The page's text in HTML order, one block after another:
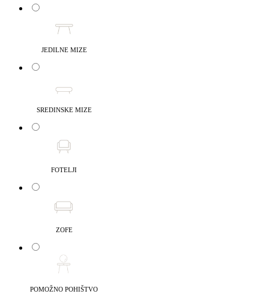
JEDILNE MIZE
SREDINSKE MIZE
FOTELJI
ZOFE
POMOŽNO POHIŠTVO